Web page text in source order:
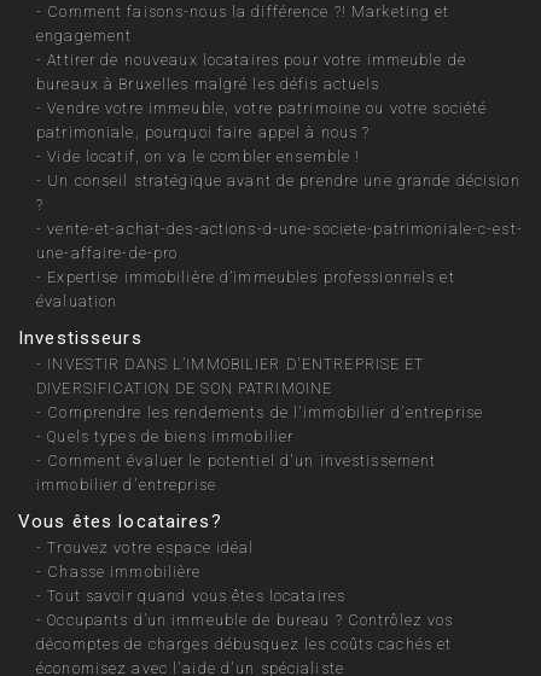
- Comment faisons-nous la différence ?! Marketing et
engagement
-Attirer de nouveaux locataires pour votre immeuble de
bureaux à Bruxelles malgré les défis actuels
-Vendre votre immeuble, votre patrimoine ou votre société
patrimoniale, pourquoi faire appel à nous ?
-Vide locatif, on va le combler ensemble !
- Un conseil stratégique avant de prendre une grande décision
?
-vente-et-achat-des-actions-d-une-societe-patrimoniale-c-est-
une-affaire-de-pro
- Expertise immobilière d’immeubles professionnels et
évaluation
Investisseurs
- INVESTIR DANS L’IMMOBILIER D'ENTREPRISE ET
DIVERSIFICATION DE SON PATRIMOINE
- Comprendre les rendements de l'immobilier d'entreprise
-Quels types de biens immobilier
- Comment évaluer le potentiel d'un investissement
immobilier d'entreprise
Vous êtes locataires?
-Trouvez votre espace idéal
- Chasse immobilière
-Tout savoir quand vous êtes locataires
-Occupants d’un immeuble de bureau ? Contrôlez vos
décomptes de charges débusquez les coûts cachés et
économisez avec l'aide d'un spécialiste